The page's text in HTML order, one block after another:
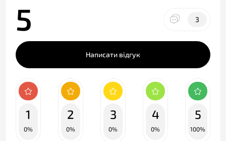
5 3
Написати відгук
1
0%
2
0%
3
0%
4
0%
5
100%